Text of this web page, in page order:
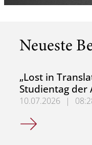
Neueste
„Lost in
Studientag der
10.07.2026 |
„Lost in